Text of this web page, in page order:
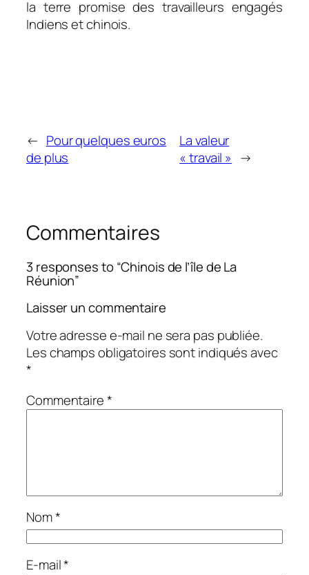
la terre promise des travailleurs engagés
Indiens et chinois.
← Pour quelques euros
de plus
La valeur
« travail » →
Commentaires
3 responses to “Chinois de l’île de La
Réunion”
Laisser un commentaire
Votre adresse e-mail ne sera pas publiée.
Les champs obligatoires sont indiqués avec
*
Commentaire*
Nom*
E-mail*